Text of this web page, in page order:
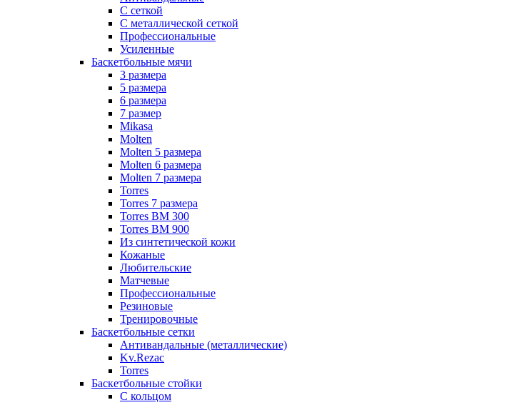
С сеткой
С металлической сеткой
Профессиональные
Усиленные
Баскетбольные мячи
3 размера
5 размера
6 размера
7 размер
Mikasa
Molten
Molten 5 размера
Molten 6 размера
Molten 7 размера
Torres
Torres 7 размера
Torres BM 300
Torres BM 900
Из синтетической кожи
Кожаные
Любительские
Матчевые
Профессиональные
Резиновые
Тренировочные
Баскетбольные сетки
Антивандальные (металлические)
Kv.Rezac
Torres
Баскетбольные стойки
С кольцом